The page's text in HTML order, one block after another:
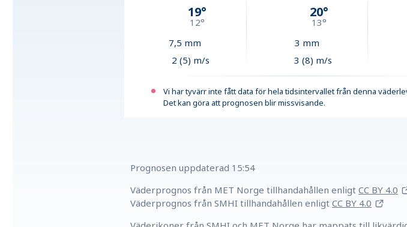
19°
12°
7,5 mm
2 (5) m/s
20°
13°
3 mm
3 (8) m/s
Vi har tyvärr inte fått data för hela tidsintervallet från denna
Det kan göra att prognosen blir missvisande.
Prognosen uppdaterad 15:54
Väderprognos från MET Norge tillhandahållen enligt CC BY 4.0
Väderprognos från SMHI tillhandahållen enligt CC BY 4.0